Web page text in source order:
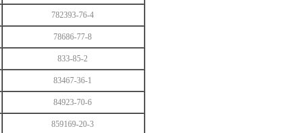
782393-76-4
78686-77-8
833-85-2
83467-36-1
84923-70-6
859169-20-3